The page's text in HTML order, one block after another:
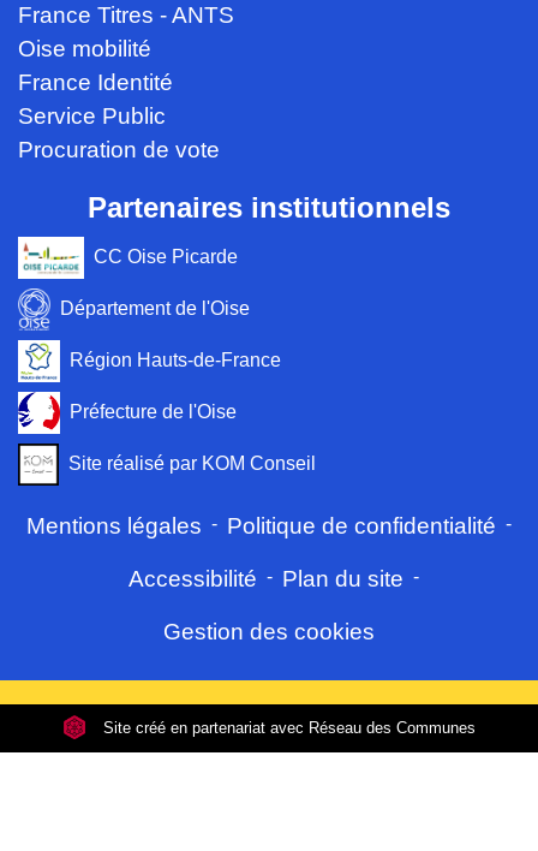
France Titres - ANTS
Oise mobilité
France Identité
Service Public
Procuration de vote
Partenaires institutionnels
CC Oise Picarde
Département de l'Oise
Région Hauts-de-France
Préfecture de l'Oise
Site réalisé par KOM Conseil
Mentions légales - Politique de confidentialité -
Accessibilité - Plan du site -
Gestion des cookies
Site créé en partenariat avec Réseau des Communes